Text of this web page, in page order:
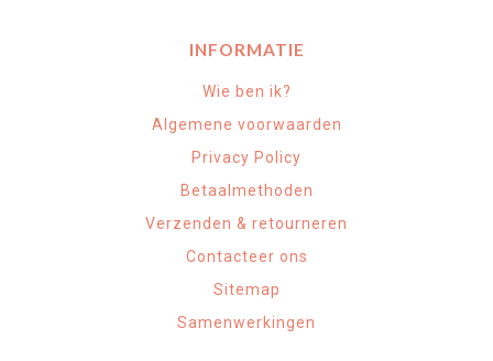
INFORMATIE
Wie ben ik?
Algemene voorwaarden
Privacy Policy
Betaalmethoden
Verzenden & retourneren
Contacteer ons
Sitemap
Samenwerkingen